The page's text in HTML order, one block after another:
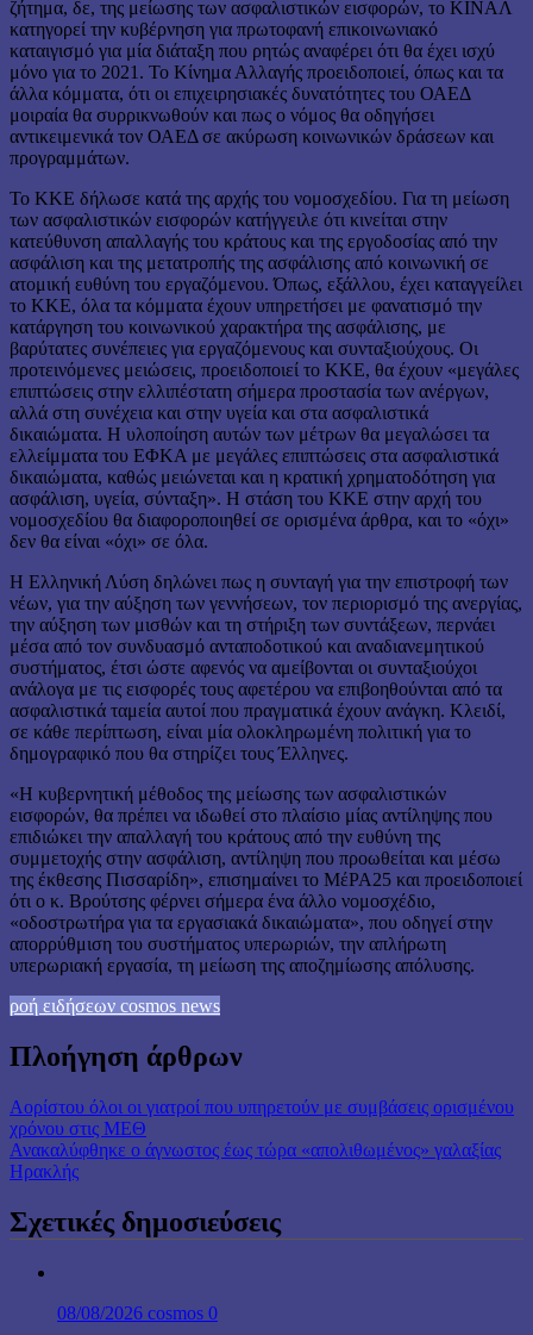
ζήτημα, δε, της μείωσης των ασφαλιστικών εισφορών, το ΚΙΝΑΛ
κατηγορεί την κυβέρνηση για πρωτοφανή επικοινωνιακό
καταιγισμό για μία διάταξη που ρητώς αναφέρει ότι θα έχει ισχύ
μόνο για το 2021. Το Κίνημα Αλλαγής προειδοποιεί, όπως και τα
άλλα κόμματα, ότι οι επιχειρησιακές δυνατότητες του ΟΑΕΔ
μοιραία θα συρρικνωθούν και πως ο νόμος θα οδηγήσει
αντικειμενικά τον ΟΑΕΔ σε ακύρωση κοινωνικών δράσεων και
προγραμμάτων.
Το ΚΚΕ δήλωσε κατά της αρχής του νομοσχεδίου. Για τη μείωση
των ασφαλιστικών εισφορών κατήγγειλε ότι κινείται στην
κατεύθυνση απαλλαγής του κράτους και της εργοδοσίας από την
ασφάλιση και της μετατροπής της ασφάλισης από κοινωνική σε
ατομική ευθύνη του εργαζόμενου. Όπως, εξάλλου, έχει καταγγείλει
το ΚΚΕ, όλα τα κόμματα έχουν υπηρετήσει με φανατισμό την
κατάργηση του κοινωνικού χαρακτήρα της ασφάλισης, με
βαρύτατες συνέπειες για εργαζόμενους και συνταξιούχους. Οι
προτεινόμενες μειώσεις, προειδοποιεί το ΚΚΕ, θα έχουν «μεγάλες
επιπτώσεις στην ελλιπέστατη σήμερα προστασία των ανέργων,
αλλά στη συνέχεια και στην υγεία και στα ασφαλιστικά
δικαιώματα. Η υλοποίηση αυτών των μέτρων θα μεγαλώσει τα
ελλείμματα του ΕΦΚΑ με μεγάλες επιπτώσεις στα ασφαλιστικά
δικαιώματα, καθώς μειώνεται και η κρατική χρηματοδότηση για
ασφάλιση, υγεία, σύνταξη». Η στάση του ΚΚΕ στην αρχή του
νομοσχεδίου θα διαφοροποιηθεί σε ορισμένα άρθρα, και το «όχι»
δεν θα είναι «όχι» σε όλα.
Η Ελληνική Λύση δηλώνει πως η συνταγή για την επιστροφή των
νέων, για την αύξηση των γεννήσεων, τον περιορισμό της ανεργίας,
την αύξηση των μισθών και τη στήριξη των συντάξεων, περνάει
μέσα από τον συνδυασμό ανταποδοτικού και αναδιανεμητικού
συστήματος, έτσι ώστε αφενός να αμείβονται οι συνταξιούχοι
ανάλογα με τις εισφορές τους αφετέρου να επιβοηθούνται από τα
ασφαλιστικά ταμεία αυτοί που πραγματικά έχουν ανάγκη. Κλειδί,
σε κάθε περίπτωση, είναι μία ολοκληρωμένη πολιτική για το
δημογραφικό που θα στηρίζει τους Έλληνες.
«H κυβερνητική μέθοδος της μείωσης των ασφαλιστικών
εισφορών, θα πρέπει να ιδωθεί στο πλαίσιο μίας αντίληψης που
επιδιώκει την απαλλαγή του κράτους από την ευθύνη της
συμμετοχής στην ασφάλιση, αντίληψη που προωθείται και μέσω
της έκθεσης Πισσαρίδη», επισημαίνει το ΜέΡΑ25 και προειδοποιεί
ότι ο κ. Βρούτσης φέρνει σήμερα ένα άλλο νομοσχέδιο,
«οδοστρωτήρα για τα εργασιακά δικαιώματα», που οδηγεί στην
απορρύθμιση του συστήματος υπερωριών, την απλήρωτη
υπερωριακή εργασία, τη μείωση της αποζημίωσης απόλυσης.
ροή ειδήσεων cosmos news
Πλοήγηση άρθρων
Αορίστου όλοι οι γιατροί που υπηρετούν με συμβάσεις ορισμένου
χρόνου στις ΜΕΘ
Ανακαλύφθηκε ο άγνωστος έως τώρα «απολιθωμένος» γαλαξίας
Ηρακλής
Σχετικές δημοσιεύσεις
08/08/2026 cosmos 0